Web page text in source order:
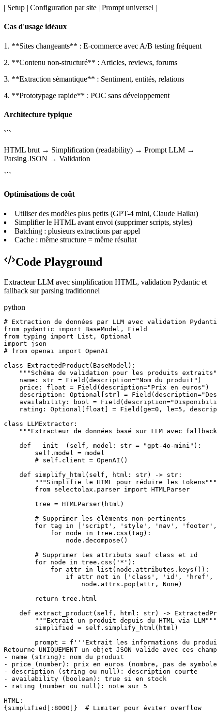
| Setup | Configuration par site | Prompt universel |
Cas d'usage idéaux
1. **Sites changeants** : E-commerce avec A/B testing fréquent
2. **Contenu non-structuré** : Articles, reviews, forums
3. **Extraction sémantique** : Sentiment, entités, relations
4. **Prototypage rapide** : POC sans développement
Architecture typique
```
HTML brut → Simplification (readability) → Prompt LLM →
Parsing JSON → Validation
```
Optimisations de coût
Utiliser des modèles plus petits (GPT-4 mini, Claude Haiku)
Simplifier le HTML avant envoi (supprimer scripts, styles)
Batching : plusieurs extractions par appel
Cache : même structure = même résultat
Code Playground
Extracteur LLM avec simplification HTML, validation Pydantic et
fallback sur parsing traditionnel
python
# Extraction de données par LLM avec validation
from pydantic import BaseModel, Field
from typing import List, Optional
import json
# from openai import OpenAI
class ExtractedProduct(BaseModel):
"""Schéma de validation pour les produits
    name: str = Field(description="Nom du produit")
    price: float = Field(description="Prix en euros")
description: Optional[str] =
availability: bool =
rating: Optional[float] = Field(ge=0, le=5,
class LLMExtractor:
"""Extracteur de données basé sur LLM avec
    def __init__(self, model: str = "gpt-4o-mini"):
        self.model = model
        # self.client = OpenAI()
    def simplify_html(self, html: str) -> str:
        """Simplifie le HTML pour réduire les tokens"""
        from selectolax.parser import HTMLParser
        tree = HTMLParser(html)
        # Supprimer les éléments non-pertinents
for tag in ['script', 'style', 'nav',
            for node in tree.css(tag):
                node.decompose()
        # Supprimer les attributs sauf class et id
        for node in tree.css('*'):
            for attr in list(node.attributes.keys()):
if attr not in ['class', 'id', 'href',
                    node.attrs.pop(attr, None)
        return tree.html
def extract_product(self, html: str) ->
        """Extrait un produit depuis du HTML via LLM"""
        simplified = self.simplify_html(html)
prompt = f'''Extrait les informations du
Retourne UNIQUEMENT un objet JSON valide avec ces
- name (string): nom du produit
- price (number): prix en euros (nombre, pas de
- description (string ou null): description courte
- availability (boolean): true si en stock
- rating (number ou null): note sur 5
HTML:
{simplified[:8000]}  # Limiter pour éviter overflow